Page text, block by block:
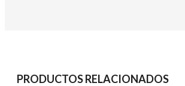
PRODUCTOS RELACIONADOS